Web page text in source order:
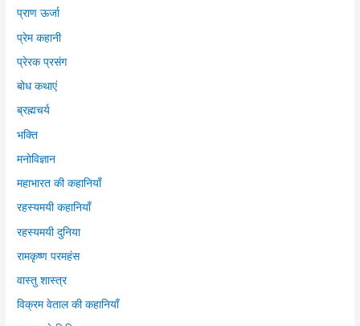
प्राण ऊर्जा
प्रेम कहानी
प्रेरक प्रसंग
बोध कथाएं
ब्रह्मचर्य
भक्ति
मनोविज्ञान
महाभारत की कहानियाँ
रहस्यमयी कहानियाँ
रहस्यमयी दुनिया
रामकृष्ण परमहंस
वास्तु शास्त्र
विक्रम वेताल की कहानियाँ